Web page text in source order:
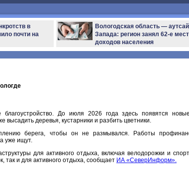
в
почти на
Вологодская область —
Запада: регион занял 62-е
доходов населения
До июля 2026 года здесь появятся
деревья, кустарники и разбить цветники.
берега, чтобы он не размывался. Работы
уже ищут.
для активного отдыха, включая велодорожки и
так и для активного отдыха, сообщает ИА «СеверИнформ».